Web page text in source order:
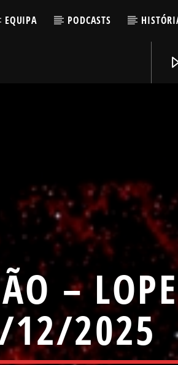
EQUIPA PODCASTS
–
12/2025